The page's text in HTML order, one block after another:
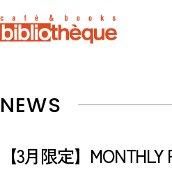
NEWS
【3月限定】